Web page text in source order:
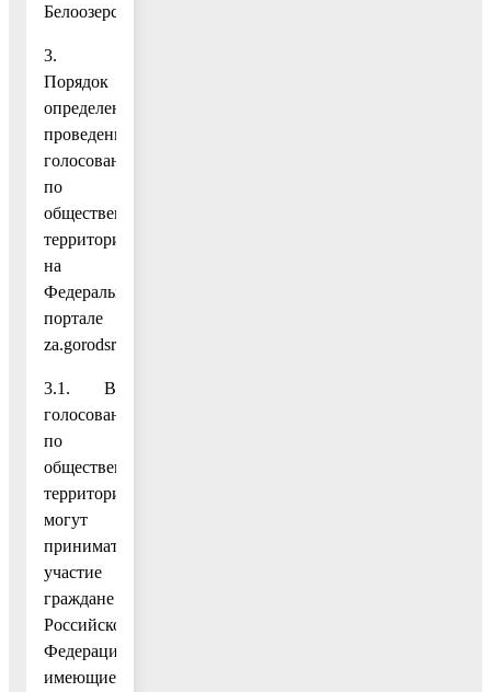
Белоозерский.
3.
Порядок
определения
проведения
голосования
по
общественным
территориям
на
Федеральном
портале
za.gorodsreda.ru:
3.1. В
голосовании
по
общественным
территориям
могут
принимать
участие
граждане
Российской
Федерации,
имеющие